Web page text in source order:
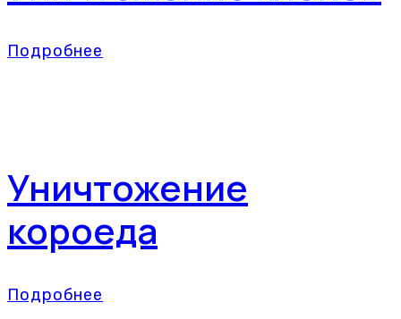
Подробнее
Уничтожение
короеда
Подробнее